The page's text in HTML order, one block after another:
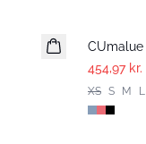
CUmalue
454,97 kr.
XS S M L